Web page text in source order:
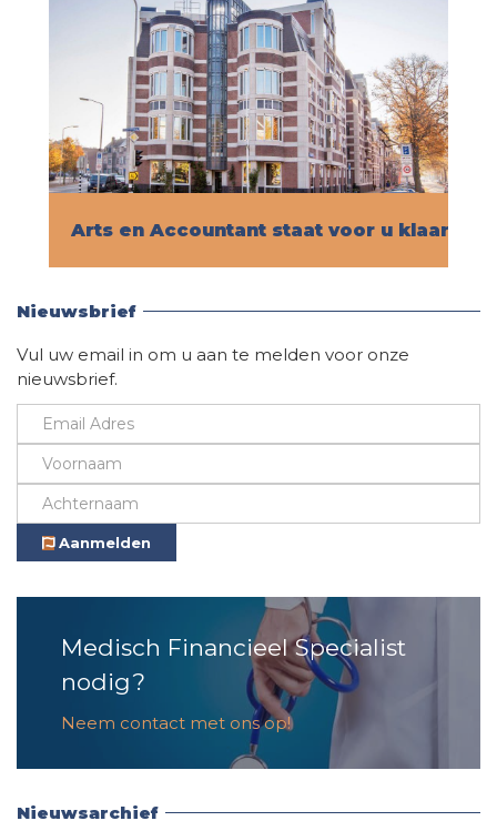
Arts en Accountant staat voor u klaar!
Nieuwsbrief
Vul uw email in om u aan te melden voor onze
nieuwsbrief.
Aanmelden
Medisch Financieel Specialist
nodig?
Neem contact met ons op!
Nieuwsarchief